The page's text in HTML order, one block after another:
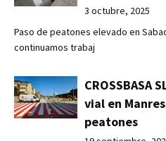
3 octubre, 2025
Paso de peatones elevado en
continuamos trabaj
CROSSBASA
vial en
peatones